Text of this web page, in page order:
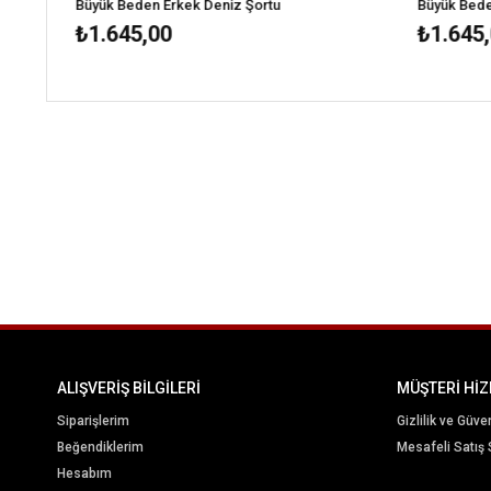
Büyük Beden Erkek Deniz Şortu
₺1.645,00
Büyük
ALIŞVERİŞ BİLGİLERİ
Siparişlerim
Beğendiklerim
Hesabım
MÜŞTERİ
Gizlilik ve
Mesafeli Satış